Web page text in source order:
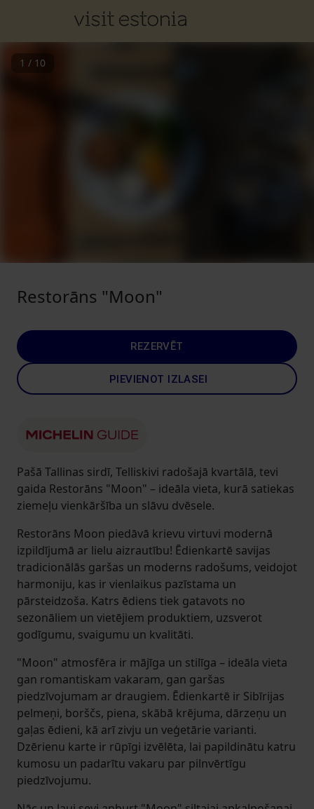
1 / 10
Restorāns "Moon"
REZERVĒT
PIEVIENOT IZLASEI
Pašā Tallinas sirdī, Telliskivi radošajā kvartālā, tevi
gaida Restorāns "Moon" – ideāla vieta, kurā satiekas
ziemeļu vienkāršība un slāvu dvēsele.
Restorāns Moon piedāvā krievu virtuvi modernā
izpildījumā ar lielu aizrautību! Ēdienkartē savijas
tradicionālās garšas un moderns radošums, veidojot
harmoniju, kas ir vienlaikus pazīstama un
pārsteidzoša. Katrs ēdiens tiek gatavots no
sezonāliem un vietējiem produktiem, uzsverot
godīgumu, svaigumu un kvalitāti.
"Moon" atmosfēra ir mājīga un stilīga – ideāla vieta
gan romantiskam vakaram, gan garšas
piedzīvojumam ar draugiem. Ēdienkartē ir Sibīrijas
pelmeņi, borščs, piena, skābā krējuma, dārzeņu un
gaļas ēdieni, kā arī zivju un veģetārie varianti.
Dzērienu karte ir rūpīgi izvēlēta, lai papildinātu katru
kumosu un padarītu vakaru par pilnvērtīgu
piedzīvojumu.